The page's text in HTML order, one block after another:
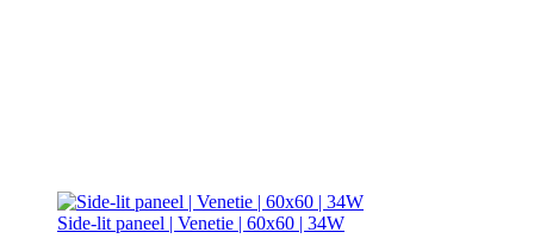
Side-lit paneel | Venetie | 60x60 | 34W